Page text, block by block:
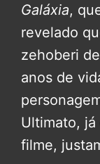
Galáxia,
revelado
zehoberi
anos de
Ultimato,
filme,